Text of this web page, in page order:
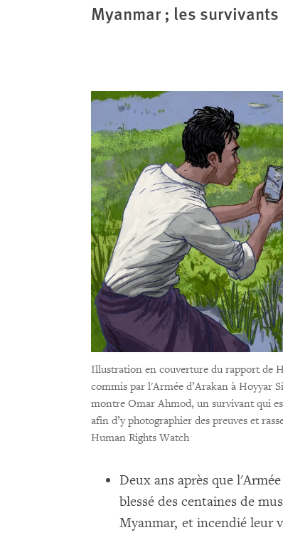
Myanmar ; les
Illustration en couverture du rapport de
commis par l'Armée d’Arakan à Hoyyar
montre Omar Ahmod, un survivant qui
afin d’y photographier des preuves et
Human Rights Watch
Deux ans après que
blessé des centaines de
Myanmar, et incendié leur